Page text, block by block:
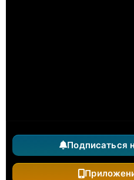
Подписаться